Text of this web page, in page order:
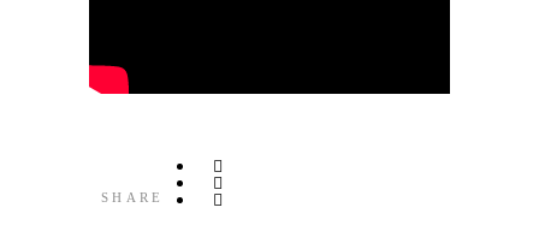
SHARE